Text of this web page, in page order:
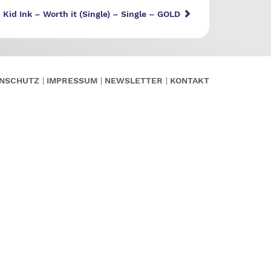
Ink – Worth it (Single) – Single – GOLD
IMPRESSUM NEWSLETTER KONTAKT